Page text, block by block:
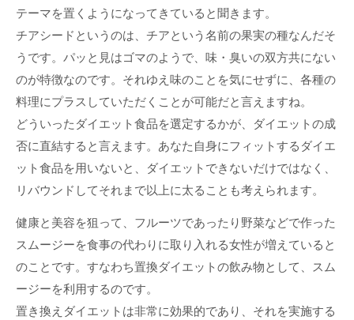
テーマを置くようになってきていると聞きます。
チアシードというのは、チアという名前の果実の種なんだそ
うです。パッと見はゴマのようで、味・臭いの双方共にない
のが特徴なのです。それゆえ味のことを気にせずに、各種の
料理にプラスしていただくことが可能だと言えますね。
どういったダイエット食品を選定するかが、ダイエットの成
否に直結すると言えます。あなた自身にフィットするダイエ
ット食品を用いないと、ダイエットできないだけではなく、
リバウンドしてそれまで以上に太ることも考えられます。
健康と美容を狙って、フルーツであったり野菜などで作った
スムージーを食事の代わりに取り入れる女性が増えていると
のことです。すなわち置換ダイエットの飲み物として、スム
ージーを利用するのです。
置き換えダイエットは非常に効果的であり、それを実施する